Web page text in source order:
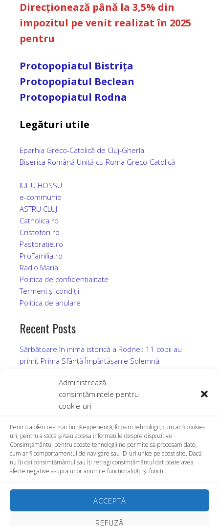
Administrează
consimțămintele pentru
cookie-uri
Pentru a oferi cea mai bună experiență, folosim tehnologii, cum ar fi cookie-
uri, pentru a stoca și/sau accesa informațiile despre dispozitive.
Consimțământul pentru aceste tehnologii ne permite să procesăm date,
cum ar fi comportamentul de navigare sau ID-uri unice pe acest site. Dacă
nu îți dai consimțământul sau îți retragi consimțământul dat poate avea
afecte negative asupra unor anumite funcționalități și funcții.
ACCEPTĂ
REFUZĂ
Direcționează până la 3,5% din
impozitul pe venit realizat în 2025
pentru
Protopopiatul Bistrița
Protopopiatul Beclean
Protopopiatul Rodna
Legături utile
Eparhia Greco-Catolică de Cluj-Gherla
Biserica Română Unită cu Roma Greco-Catolică
IULIU HOSSU
e-communio
ASTRU CLUJ
Catholica.ro
Cristofori.ro
Pastoratie.ro
ProFamilia.ro
Radio Maria
Politica de confidențialitate
Termeni și condiții
Politica de anulare
Recent Posts
Sărbătoare în inima istorică a Rodnei: 11 copii au
primit Prima Sfântă Împărtășanie Solemnă
Duminică, 12 iulie 2026
Sărbătoare și comuniune la Beclean: Hramul Parohiei
28.06.2026
Hramul Mănăstirii Molișet, zi de har și comuniune, 7
iunie 2026
Prima Împărtășanie Solemnă și Sf. Liturghie
Domnului” Bistrița, duminică, 24 mai 2026